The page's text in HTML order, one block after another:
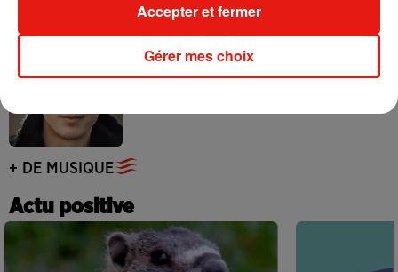
Tiny Desk invite Charlie Puth pour une
+ DE MUSIQUE
Actu positive
Gérer mes choix
Accepter et fermer